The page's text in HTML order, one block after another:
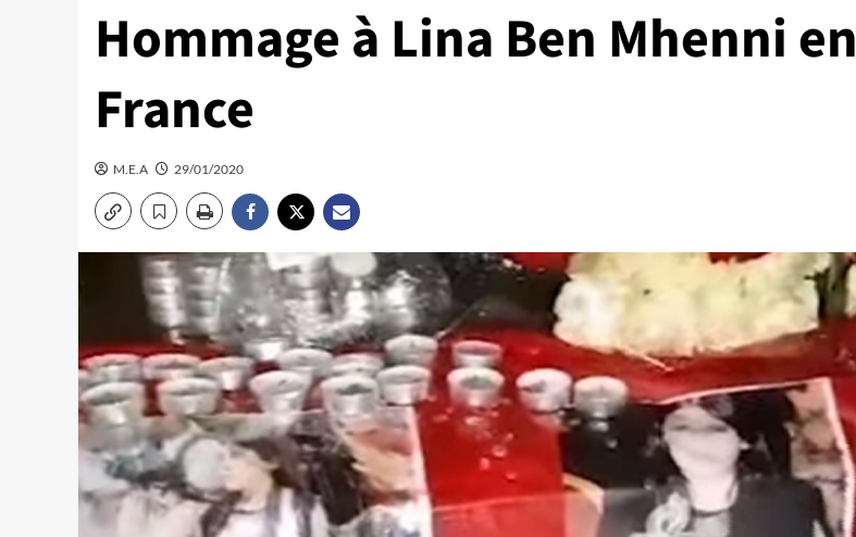
Hommage à Lina Ben Mhenni en
France
M.E.A 29/01/2020